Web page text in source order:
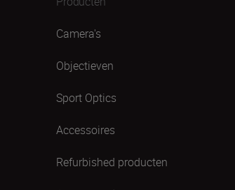
Camera's
Objectieven
Sport Optics
Accessoires
Refurbished producten